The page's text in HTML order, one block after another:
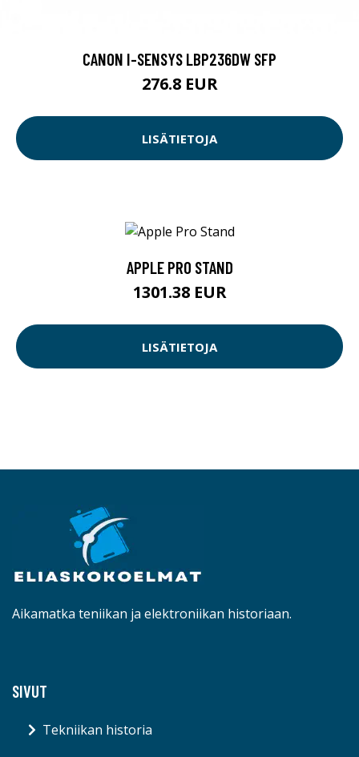
CANON I-SENSYS LBP236DW SFP
276.8 EUR
LISÄTIETOJA
APPLE PRO STAND
1301.38 EUR
LISÄTIETOJA
Aikamatka teniikan ja elektroniikan historiaan.
SIVUT
Tekniikan historia